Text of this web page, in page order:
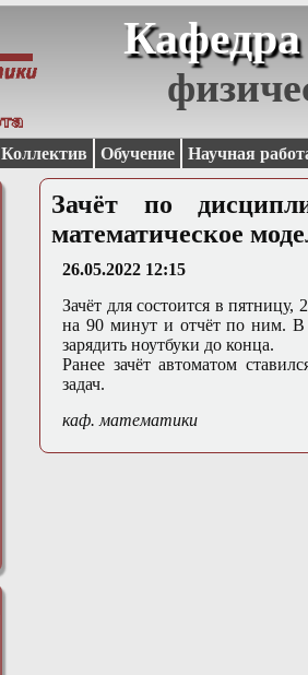
Коллектив Обучение Научная
Зачёт по
математическое
26.05.2022 12:15
Зачёт для состоится в пятницу,
на 90 минут и отчёт по ним. В
зарядить ноутбуки до конца.
Ранее зачёт автоматом
задач.
каф. математики